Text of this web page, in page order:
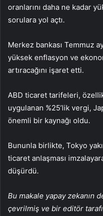
oranlarını daha ne kadar
sorulara yol açtı.
Merkez bankası Temmuz
yüksek enflasyon ve
artıracağını işaret etti.
ABD ticaret tarifeleri,
uygulanan %25’lik vergi,
önemli bir kaynağı oldu.
Bununla birlikte, Tokyo
ticaret anlaşması
düşürdü.
Bu makale yapay zekanın
çevrilmiş ve bir editör